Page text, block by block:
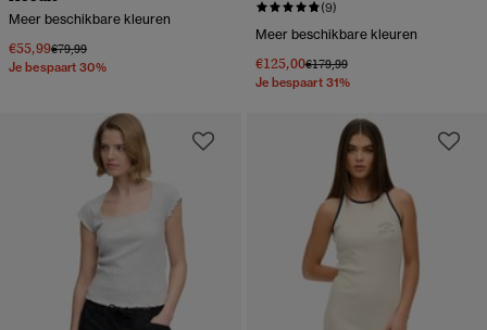
Meer beschikbare kleuren
€55,99Prijs verlaagd van
€79,99naar
Je bespaart 30%
(9)
Meer beschikbare kleuren
€125,00Prijs verlaagd van
€179,99naar
Je bespaart 31%